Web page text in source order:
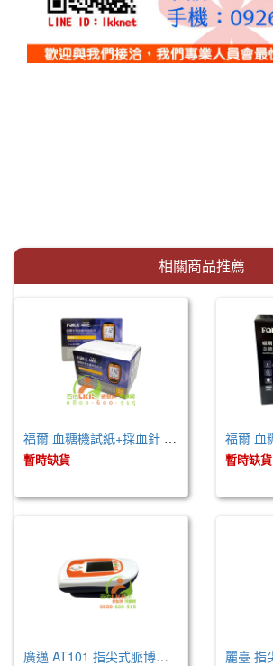
相關商品推薦
福爾 血糖機試紙+採血針 / 50支 (TD- 4183)
暫時缺貨 暫時缺貨
廣邁 AT101 指尖式脈博血氧儀